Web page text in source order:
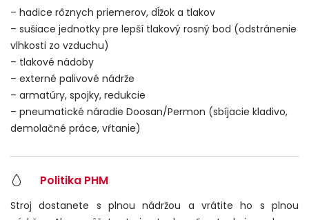
– hadice rôznych priemerov, dĺžok a tlakov
– sušiace jednotky pre lepší tlakový rosný bod (odstránenie
vlhkosti zo vzduchu)
– tlakové nádoby
– externé palivové nádrže
– armatúry, spojky, redukcie
– pneumatické náradie Doosan/Permon (sbíjacie kladivo,
demolačné práce, vŕtanie)
Politika PHM
Stroj dostanete s plnou nádržou a vrátite ho s plnou